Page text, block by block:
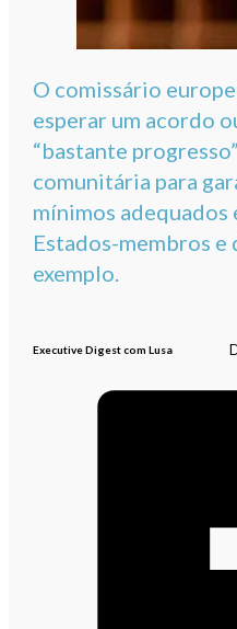
O comissário
esperar um acordo
“bastante
comunitária para
mínimos adequados
Estados-membros
exemplo.
Executive Digest com Lusa